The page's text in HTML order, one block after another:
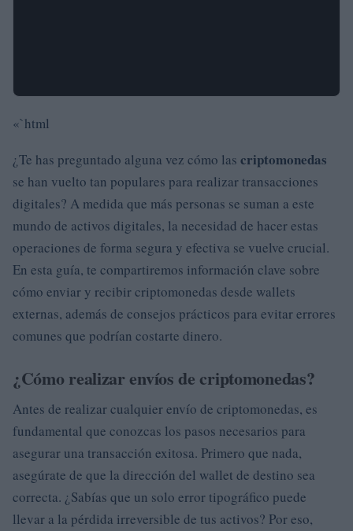
«`html
¿Te has preguntado alguna vez cómo las criptomonedas
se han vuelto tan populares para realizar transacciones
digitales? A medida que más personas se suman a este
mundo de activos digitales, la necesidad de hacer estas
operaciones de forma segura y efectiva se vuelve crucial.
En esta guía, te compartiremos información clave sobre
cómo enviar y recibir criptomonedas desde wallets
externas, además de consejos prácticos para evitar errores
comunes que podrían costarte dinero.
¿Cómo realizar envíos de criptomonedas?
Antes de realizar cualquier envío de criptomonedas, es
fundamental que conozcas los pasos necesarios para
asegurar una transacción exitosa. Primero que nada,
asegúrate de que la dirección del wallet de destino sea
correcta. ¿Sabías que un solo error tipográfico puede
llevar a la pérdida irreversible de tus activos? Por eso,